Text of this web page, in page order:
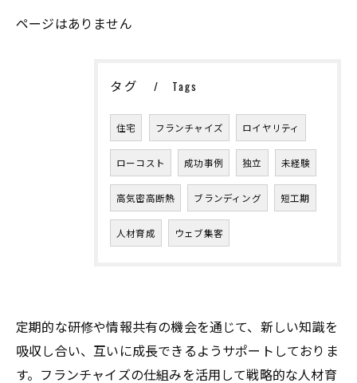
ページはありません
タグ Tags
住宅 フランチャイズ ロイヤリティ
ローコスト 成功事例 独立 未経験
高気密高断熱 ブランディング 短工期
人材育成 ウェブ集客
定期的な研修や情報共有の機会を通じて、新しい知識を
吸収し合い、互いに成長できるようサポートしておりま
す。フランチャイズの仕組みを活用して戦略的な人材育